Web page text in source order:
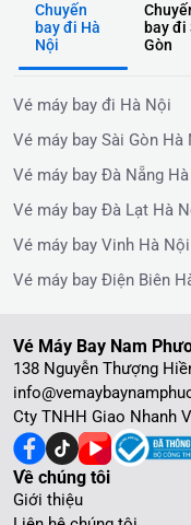
Chuyến
bay đi Hà
Nội
bay đi
Gòn
Vé máy bay đi Hà Nội
Vé máy bay Sài Gòn Hà
Vé máy bay Đà Nẵng
Vé máy bay Đà Lạt Hà
Vé máy bay Vinh Hà Nội
Vé máy bay Điện Biên
Về chúng tôi
Giới thiệu
Vé Máy Bay Nam
138 Nguyễn Thượng
Cty TNHH Giao Nhanh